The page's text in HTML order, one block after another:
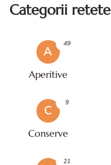
Categorii retete
A
Aperitive
49
C
Conserve
9
21